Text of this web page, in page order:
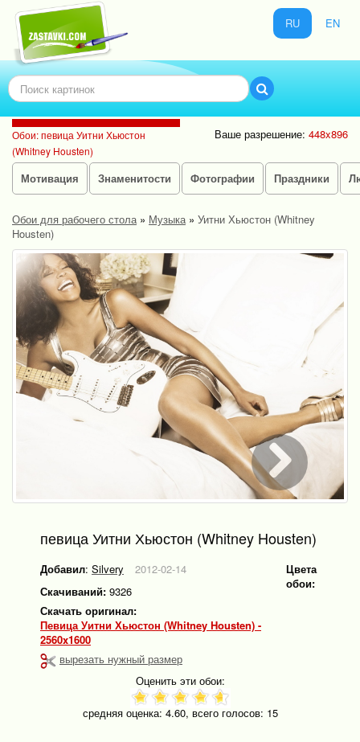
RU EN
Обои: певица Уитни Хьюстон
(Whitney Housten)
Ваше разрешение: 448x896
Мотивация Знаменитости Фотографии Праздники
Обои для рабочего стола» Музыка» Уитни Хьюстон (Whitney
Housten)
певица Уитни Хьюстон (Whitney Housten)
Добавил: Silvery
2012-02-14
Скачиваний: 9326
Скачать оригинал:
певица Уитни Хьюстон (Whitney Housten) -
2560x1600
вырезать нужный размер
Цвета
обои:
Оценить эти обои:
средняя оценка: 4.60, всего голосов: 15